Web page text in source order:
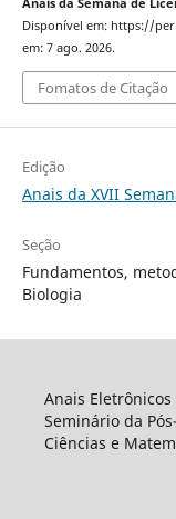
Anais da Semana de
Disponível em: https://
em: 7 ago. 2026.
Fomatos de Citação
Edição
Anais da XVII
Seção
Fundamentos,
Biologia
Anais
Seminário da
Ciências e